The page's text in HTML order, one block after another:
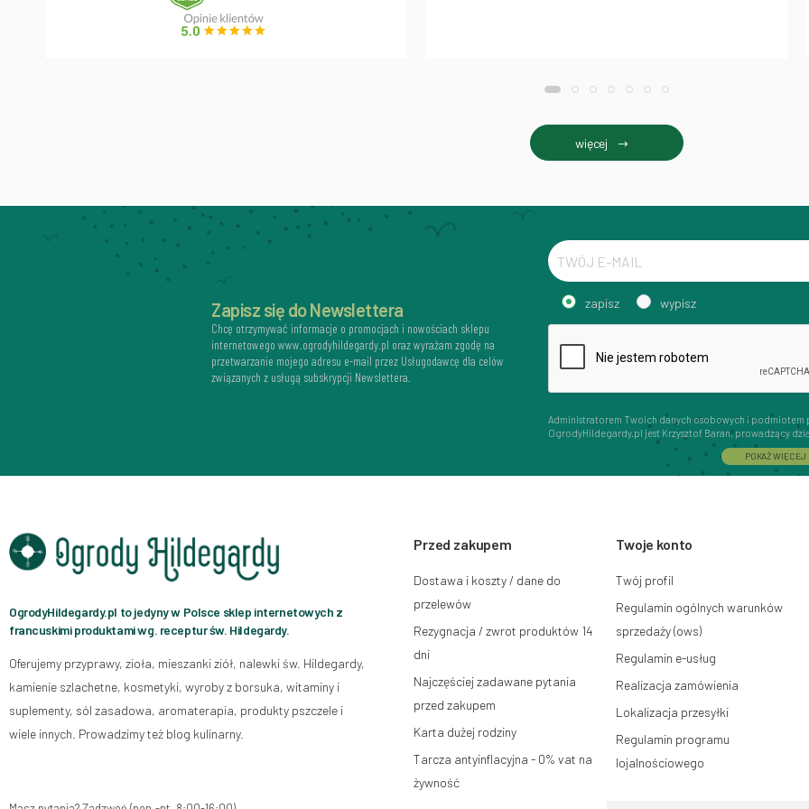
więcej
Zapisz się do Newslettera
Chcę otrzymywać informacje o promocjach i nowościach sklepu
internetowego www.ogrodyhildegardy.pl oraz wyrażam zgodę na
przetwarzanie mojego adresu e-mail przez Usługodawcę dla celów
związanych z usługą subskrypcji Newslettera.
zapisz wypisz
Administratorem Twoich danych osobowych i podmiotem
OgrodyHildegardy.pl jest Krzysztof Baran, prowadzący
Interactive Krzysztof Baran wpisaną do Centralnej
adres głównego miejsca wykonywania działalności w
08-110, posiadający numer NIP: 821-152-01-37, REGON:
Przysługuje Ci prawo do żądania dostępu do swoich
ograniczenia przetwarzania, wniesienia sprzeciwu wobec
na zgodność z prawem przetwarzania, którego dokonano
lub pisemnie na adres siedziby.
Więcej informacji: www.mouton.pl/ODO
POKAŻ WIĘCEJ
OgrodyHildegardy.pl to jedyny w Polsce sklep internetowych z
francuskimi produktami wg. receptur św. Hildegardy.
Oferujemy przyprawy, zioła, mieszanki ziół, nalewki św. Hildegardy,
kamienie szlachetne, kosmetyki, wyroby z borsuka, witaminy i
suplementy, sól zasadowa, aromaterapia, produkty pszczele i
wiele innych. Prowadzimy też blog kulinarny.
Przed zakupem
Dostawa i koszty / dane do
przelewów
Rezygnacja / zwrot produktów 14
dni
Najczęściej zadawane pytania
przed zakupem
Karta dużej rodziny
Tarcza antyinflacyjna - 0% vat na
żywność
Twoje konto
Twój profil
Regulamin ogólnych warunków
sprzedaży (ows)
Regulamin e-usług
Realizacja zamówienia
Lokalizacja przesyłki
Regulamin programu
lojalnościowego